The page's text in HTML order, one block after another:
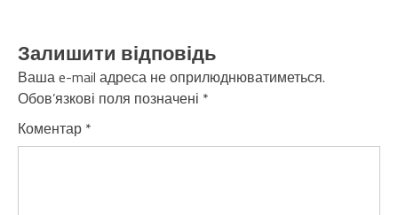
Залишити відповідь
Ваша e-mail адреса не оприлюднюватиметься.
Обов’язкові поля позначені *
Коментар *